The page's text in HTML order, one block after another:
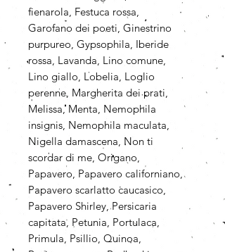
fienarola, Festuca rossa,
Garofano dei poeti, Ginestrino
purpureo, Gypsophila, Iberide
rossa, Lavanda, Lino comune,
Lino giallo, Lobelia, Loglio
perenne, Margherita dei prati,
Melissa, Menta, Nemophila
insignis, Nemophila maculata,
Nigella damascena, Non ti
scordar di me, Origano,
Papavero, Papavero californiano,
Papavero scarlatto caucasico,
Papavero Shirley, Persicaria
capitata, Petunia, Portulaca,
Primula, Psillio, Quinoa,